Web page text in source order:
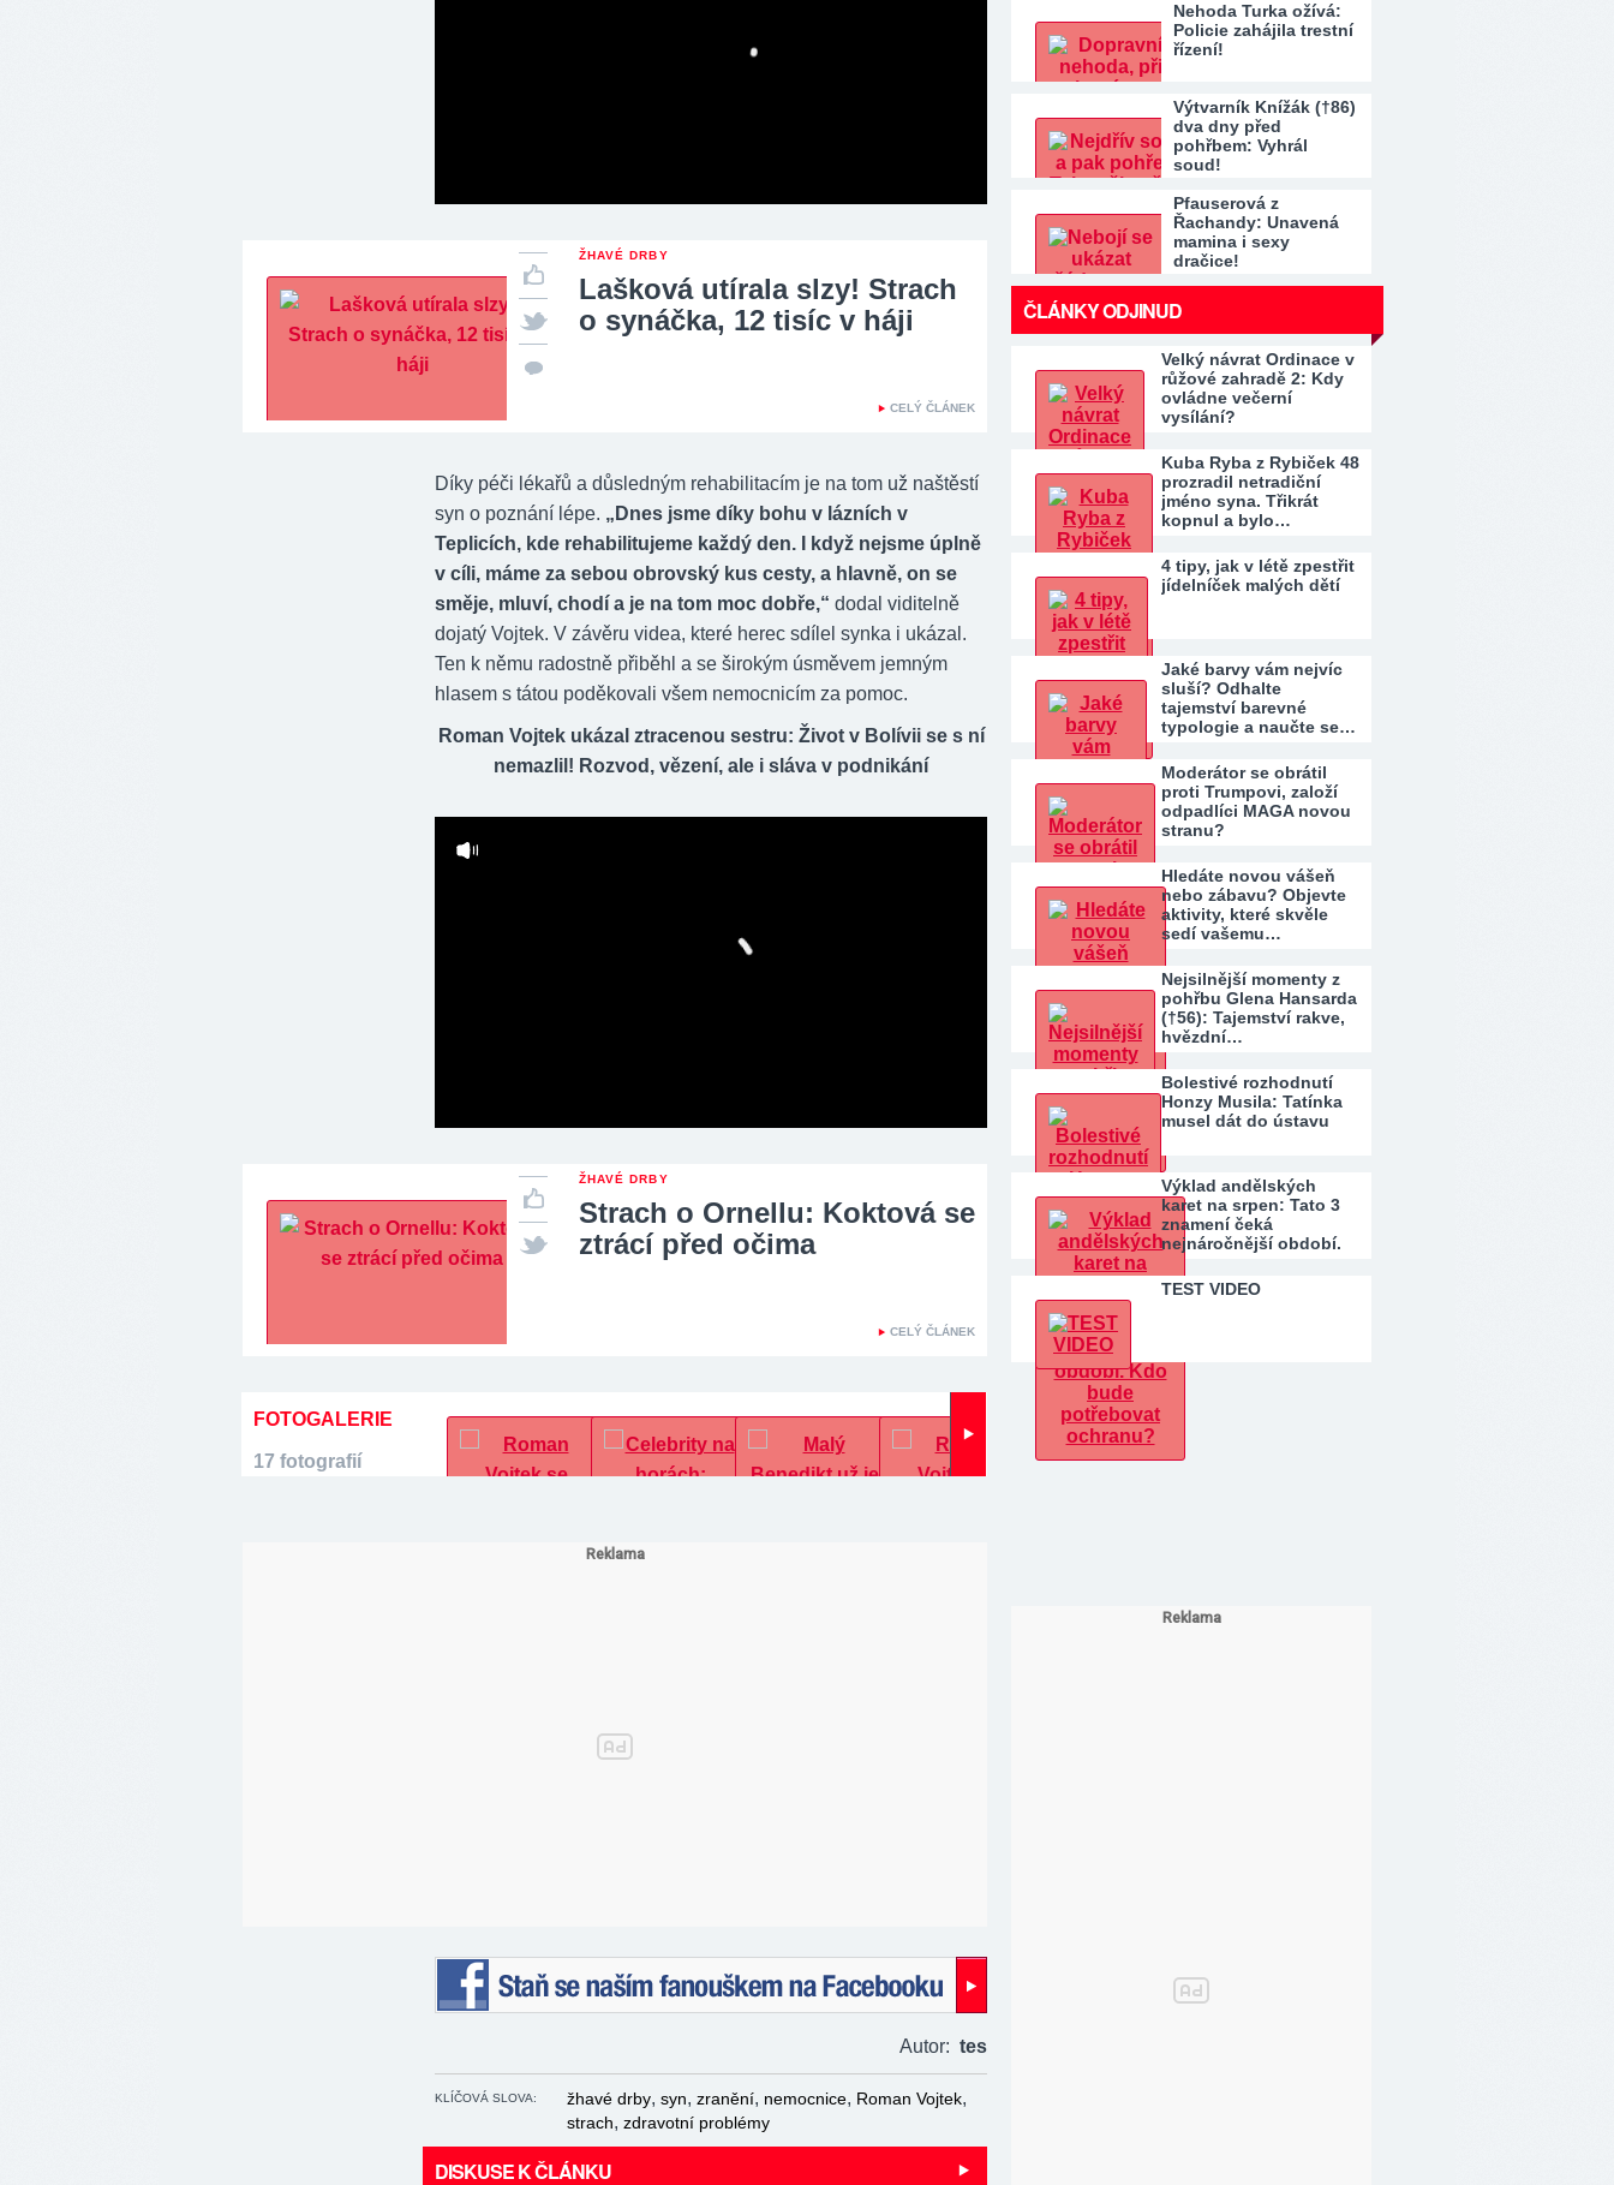
ŽHAVÉ DRBY
Lašková utírala slzy! Strach
o synáčka, 12 tisíc v háji
CELÝ ČLÁNEK
Díky péči lékařů a důsledným rehabilitacím je na tom už naštěstí
syn o poznání lépe. „Dnes jsme díky bohu v lázních v
Teplicích, kde rehabilitujeme každý den. I když nejsme úplně
v cíli, máme za sebou obrovský kus cesty, a hlavně, on se
směje, mluví, chodí a je na tom moc dobře,“ dodal viditelně
dojatý Vojtek. V závěru videa, které herec sdílel synka i ukázal.
Ten k němu radostně přiběhl a se širokým úsměvem jemným
hlasem s tátou poděkovali všem nemocnicím za pomoc.
Roman Vojtek ukázal ztracenou sestru: Život v Bolívii se s ní
nemazlil! Rozvod, vězení, ale i sláva v podnikání
ŽHAVÉ DRBY
Strach o Ornellu: Koktová se
ztrácí před očima
CELÝ ČLÁNEK
FOTOGALERIE
17 fotografií
Autor: tes
KLÍČOVÁ SLOVA: žhavé drby, syn, zranění, nemocnice, Roman Vojtek,
strach, zdravotní problémy
DISKUSE K ČLÁNKU
Nehoda Turka ožívá:
Policie zahájila trestní
řízení!
Výtvarník Knížák (†86)
dva dny před
pohřbem: Vyhrál
soud!
Pfauserová z
Řachandy: Unavená
mamina i sexy
dračice!
ČLÁNKY ODJINUD
Velký návrat Ordinace v
růžové zahradě 2: Kdy
ovládne večerní
vysílání?
Kuba Ryba z Rybiček 48
prozradil netradiční
jméno syna. Třikrát
kopnul a bylo…
4 tipy, jak v létě zpestřit
jídelníček malých dětí
Jaké barvy vám nejvíc
sluší? Odhalte
tajemství barevné
typologie a naučte se…
Moderátor se obrátil
proti Trumpovi, založí
odpadlíci MAGA novou
stranu?
Hledáte novou vášeň
nebo zábavu? Objevte
aktivity, které skvěle
sedí vašemu…
Nejsilnější momenty z
pohřbu Glena Hansarda
(†56): Tajemství rakve,
hvězdní…
Bolestivé rozhodnutí
Honzy Musila: Tatínka
musel dát do ústavu
Výklad andělských
karet na srpen: Tato 3
znamení čeká
nejnáročnější období.
TEST VIDEO